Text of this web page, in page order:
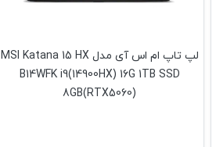
لپ تاپ ام اس آی مدل MSI Katana 15 HX
B14WFK i9(14900HX) 16G 1TB SSD
8GB(RTX5060)